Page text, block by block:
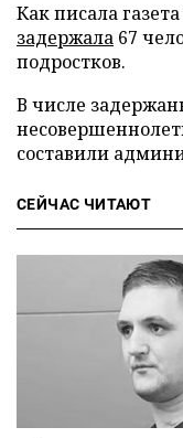
Как писала
задержала 67
подростков.
В числе
составили
СЕЙЧАС ЧИТАЮТ